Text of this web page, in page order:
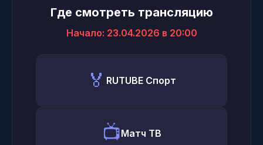
Где смотреть трансляцию
Начало: 23.04.2026 в 20:00
🏅 RUTUBE Спорт
📺Матч ТВ